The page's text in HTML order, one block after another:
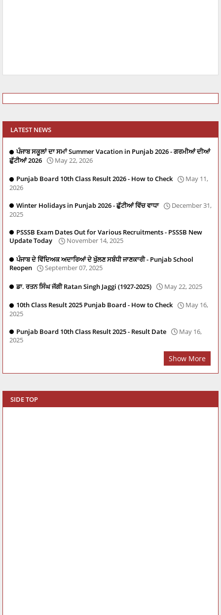
LATEST NEWS
ਪੰਜਾਬ ਸਕੂਲਾਂ ਦਾ ਸਮਾਂ Summer Vacation in Punjab 2026 - ਗਰਮੀਆਂ ਦੀਆਂ
ਛੁੱਟੀਆਂ 2026
May 22, 2026
Punjab Board 10th Class Result 2026 - How to Check
May 11,
2026
Winter Holidays in Punjab 2026 - ਛੁੱਟੀਆਂ ਵਿੱਚ ਵਾਧਾ
December 31,
2025
PSSSB Exam Dates Out for Various Recruitments - PSSSB New
Update Today
November 14, 2025
ਪੰਜਾਬ ਦੇ ਵਿੱਦਿਅਕ ਅਦਾਰਿਆਂ ਦੇ ਖੁੱਲਣ ਸਬੰਧੀ ਜਾਣਕਾਰੀ - Punjab School
Reopen
September 07, 2025
ਡਾ. ਰਤਨ ਸਿੰਘ ਜੱਗੀ Ratan Singh Jaggi (1927-2025) May 22, 2025
10th Class Result 2025 Punjab Board - How to Check
May 16,
2025
Punjab Board 10th Class Result 2025 - Result Date
May 16,
2025
Show More
SIDE TOP